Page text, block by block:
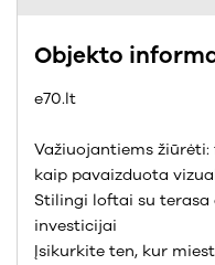
Objekto
e70.lt
Važiuojantiems
kaip pavaizduota
Stilingi loftai su
investicijai
Įsikurkite ten, kur